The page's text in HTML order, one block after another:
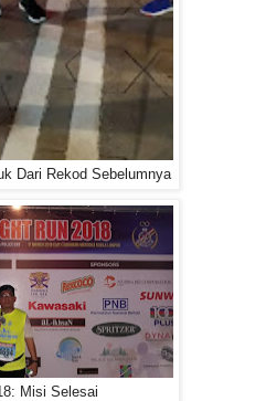
Dari Rekod Sebelumnya
Misi Selesai